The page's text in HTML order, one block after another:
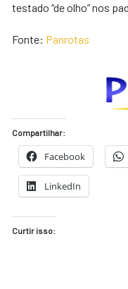
testado “de olho” nos
Fonte: Panrotas
Compartilhar:
Facebook
LinkedIn
Curtir isso: